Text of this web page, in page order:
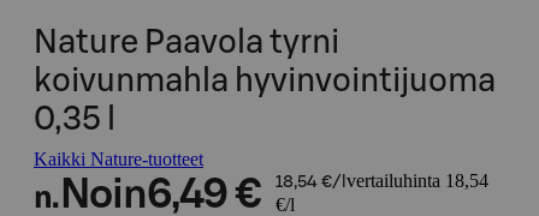
Nature Paavola tyrni
koivunmahla hyvinvointijuoma
0,35 l
Kaikki Nature-tuotteet
n. Noin6,49 € 18,54 €/l vertailuhinta 18,54
€/l